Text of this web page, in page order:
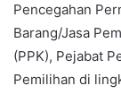
Pencegahan
Barang/Jasa
(PPK), Pejabat
Pemilihan di